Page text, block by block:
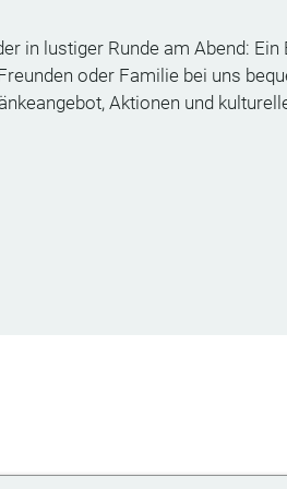
in lustiger Runde am Abend:
oder Familie bei uns
Aktionen und